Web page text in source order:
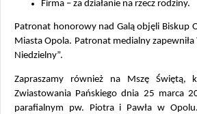
Firma – za działanie na rzecz rodziny.
Patronat honorowy nad Galą objęli Biskup
Miasta Opola. Patronat medialny zapewniła
Niedzielny”.
Zapraszamy również na Mszę Świętą,
Zwiastowania Pańskiego dnia 25 marca
parafialnym pw. Piotra i Pawła w